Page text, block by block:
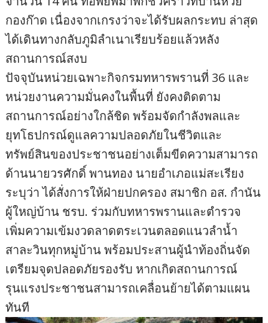
กองก๊าด เนื่องจากเกรงว่าจะได้รับผลกระทบ ล่าสุด
ได้เดินทางกลับภูมิลำเนาเรียบร้อยแล้วหลัง
สถานการณ์สงบ
ปัจจุบันหน่วยเฉพาะกิจกรมทหารพรานที่ 36 และ
หน่วยงานความมั่นคงในพื้นที่ ยังคงติดตาม
สถานการณ์อย่างใกล้ชิด พร้อมจัดกำลังพลและ
ยุทโธปกรณ์ดูแลความปลอดภัยในชีวิตและ
ทรัพย์สินของประชาชนอย่างเต็มขีดความสามารถ
ด้านนายวรศักดิ์ พานทอง นายอำเภอแม่สะเรียง
ระบุว่า ได้สั่งการให้ฝ่ายปกครอง สมาชิก อส. กำนัน
ผู้ใหญ่บ้าน ชรบ. ร่วมกับทหารพรานและตำรวจ
เพิ่มความเข้มงวดลาดตระเวนตลอดแนวลำน้ำ
สาละวินทุกหมู่บ้าน พร้อมประสานผู้นำท้องถิ่นจัด
เตรียมจุดปลอดภัยรองรับ หากเกิดสถานการณ์
รุนแรงประชาชนสามารถเคลื่อนย้ายได้ตามแผน
ทันที